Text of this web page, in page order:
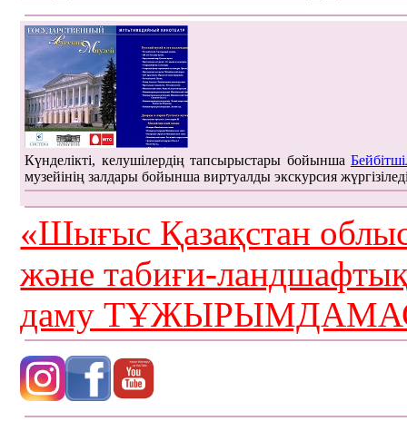
Күнделікті, келушілердің тапсырыстары бойынша
музейінің залдары бойынша виртуалды экскурсия
«Шығыс Қазақстан
және табиғи-
даму